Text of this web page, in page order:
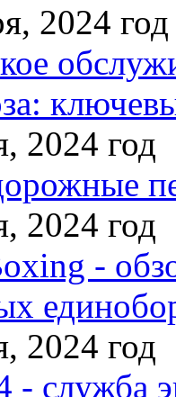
2024 год
2024 год
2024 год
-
2024 год
- служба